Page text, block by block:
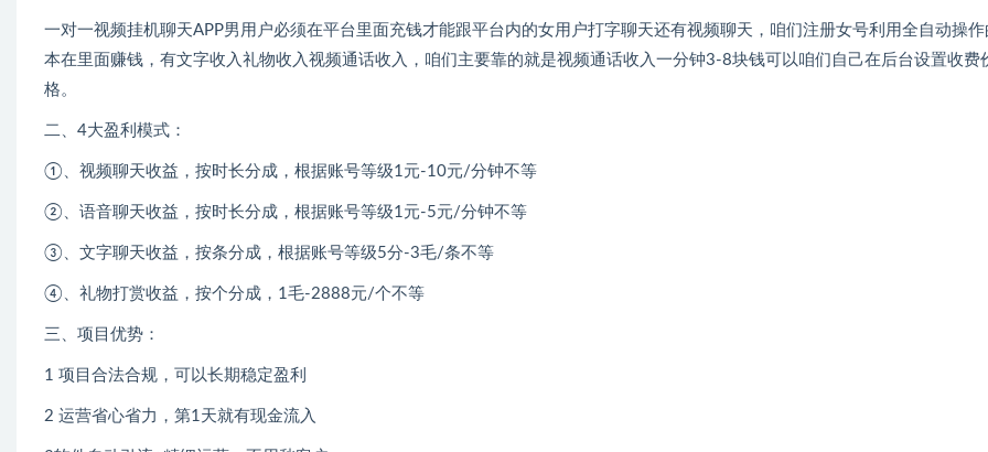
一对一视频挂机聊天APP男用户必须在平台里面充钱才能跟平台内的女用户打字聊天还有视频聊天，咱们注册女号利用全自动操作
本在里面赚钱，有文字收入礼物收入视频通话收入，咱们主要靠的就是视频通话收入一分钟3-8块钱可以咱们自己在后台设置收费
格。
二、4大盈利模式：
①、视频聊天收益，按时长分成，根据账号等级1元-10元/分钟不等
②、语音聊天收益，按时长分成，根据账号等级1元-5元/分钟不等
③、文字聊天收益，按条分成，根据账号等级5分-3毛/条不等
④、礼物打赏收益，按个分成，1毛-2888元/个不等
三、项目优势：
1 项目合法合规，可以长期稳定盈利
2 运营省心省力，第1天就有现金流入